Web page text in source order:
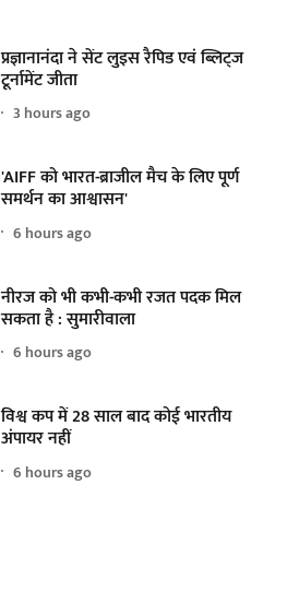
प्रज्ञानानंदा ने सेंट लुइस रैपिड एवं ब्लिट्ज
टूर्नामेंट जीता
3 hours ago
'AIFF को भारत-ब्राजील मैच के लिए पूर्ण
समर्थन का आश्वासन'
6 hours ago
नीरज को भी कभी-कभी रजत पदक मिल
सकता है : सुमारीवाला
6 hours ago
विश्व कप में 28 साल बाद कोई भारतीय
अंपायर नहीं
6 hours ago